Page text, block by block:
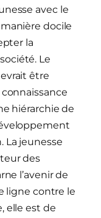
avec le
docile
la
Le
être
hiérarchie de
La jeunesse
des
l’avenir de
ligne contre le
elle est de